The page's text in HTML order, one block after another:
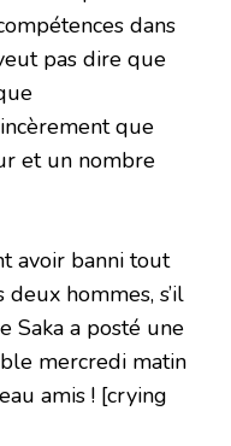
dans
pas dire que
que
et un nombre
avoir banni tout
hommes, s’il
Saka a posté une
mercredi matin
amis ! [crying